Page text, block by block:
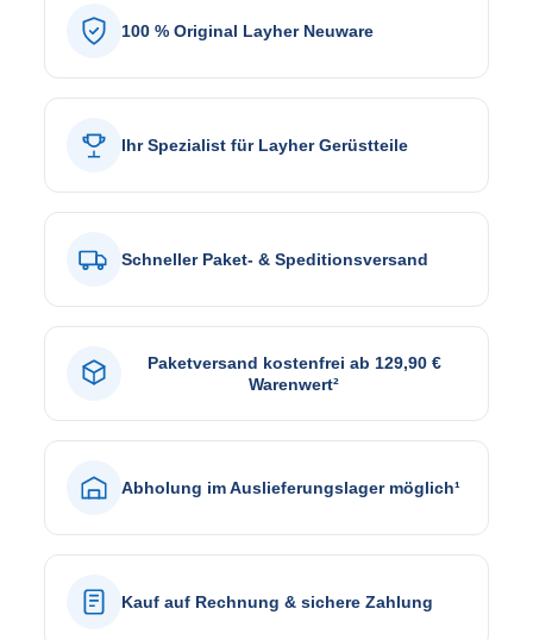
100 % Original Layher Neuware
Ihr Spezialist für Layher Gerüstteile
Schneller Paket- & Speditionsversand
Paketversand kostenfrei ab 129,90 €
Warenwert²
Abholung im Auslieferungslager möglich¹
Kauf auf Rechnung & sichere Zahlung